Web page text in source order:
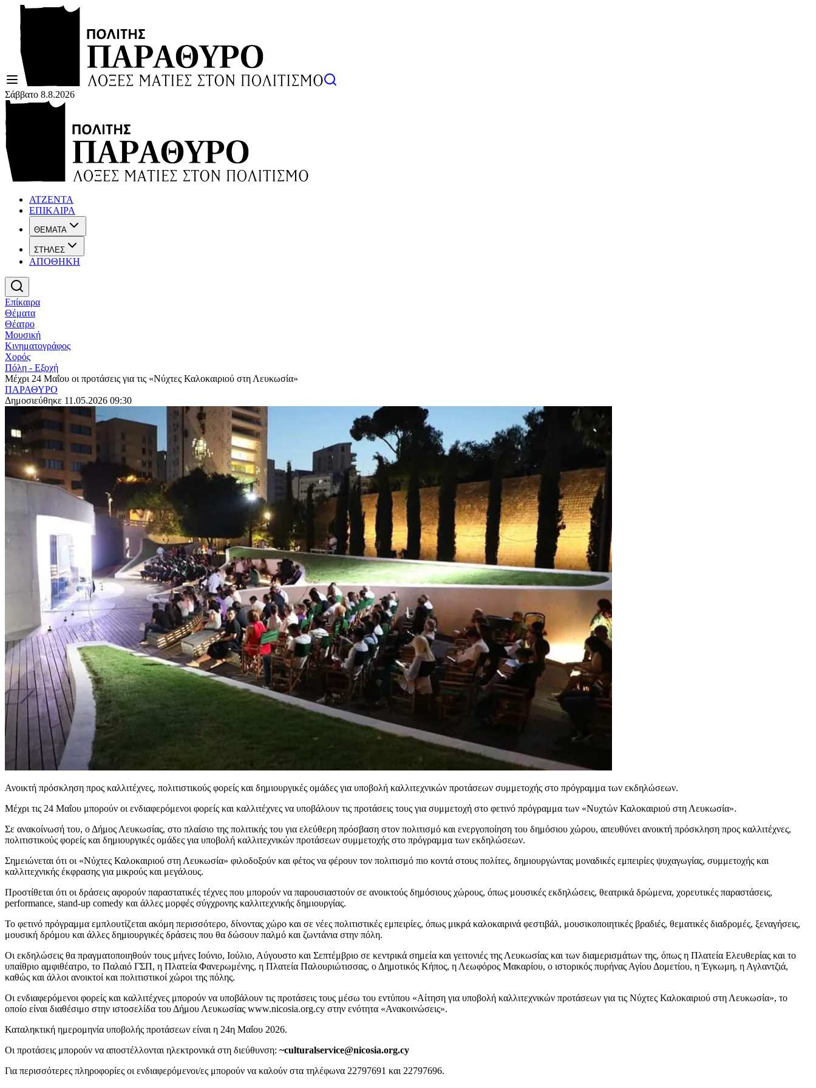
Σάββατο 8.8.2026
ΑΤΖΕΝΤΑ
ΕΠΙΚΑΙΡΑ
ΘΕΜΑΤΑ
ΣΤΗΛΕΣ
ΑΠΟΘΗΚΗ
Επίκαιρα
Θέματα
Θέατρο
Μουσική
Κινηματογράφος
Χορός
Πόλη - Εξοχή
Μέχρι 24 Μαΐου οι προτάσεις για τις «Νύχτες Καλοκαιριού στη Λευκωσία»
ΠΑΡΑΘΥΡΟ
Δημοσιεύθηκε 11.05.2026 09:30
Ανοικτή πρόσκληση προς καλλιτέχνες, πολιτιστικούς φορείς και δημιουργικές ομάδες για υποβολή καλλιτεχνικών προτάσεων συμμετοχής στο πρόγραμμα των εκδηλώσεων.
Μέχρι τις 24 Μαΐου μπορούν οι ενδιαφερόμενοι φορείς και καλλιτέχνες να υποβάλουν τις προτάσεις τους για συμμετοχή στο φετινό πρόγραμμα των «Νυχτών Καλοκαιριού στη Λευκωσία».
Σε ανακοίνωσή του, ο Δήμος Λευκωσίας, στο πλαίσιο της πολιτικής του για ελεύθερη πρόσβαση στον πολιτισμό και ενεργοποίηση του δημόσιου χώρου, απευθύνει ανοικτή πρόσκληση προς καλλιτέχνες,
πολιτιστικούς φορείς και δημιουργικές ομάδες για υποβολή καλλιτεχνικών προτάσεων συμμετοχής στο πρόγραμμα των εκδηλώσεων.
Σημειώνεται ότι οι «Νύχτες Καλοκαιριού στη Λευκωσία» φιλοδοξούν και φέτος να φέρουν τον πολιτισμό πιο κοντά στους πολίτες, δημιουργώντας μοναδικές εμπειρίες ψυχαγωγίας, συμμετοχής και
καλλιτεχνικής έκφρασης για μικρούς και μεγάλους.
Προστίθεται ότι οι δράσεις αφορούν παραστατικές τέχνες που μπορούν να παρουσιαστούν σε ανοικτούς δημόσιους χώρους, όπως μουσικές εκδηλώσεις, θεατρικά δρώμενα, χορευτικές παραστάσεις,
performance, stand-up comedy και άλλες μορφές σύγχρονης καλλιτεχνικής δημιουργίας.
Το φετινό πρόγραμμα εμπλουτίζεται ακόμη περισσότερο, δίνοντας χώρο και σε νέες πολιτιστικές εμπειρίες, όπως μικρά καλοκαιρινά φεστιβάλ, μουσικοποιητικές βραδιές, θεματικές διαδρομές, ξεναγήσεις,
μουσική δρόμου και άλλες δημιουργικές δράσεις που θα δώσουν παλμό και ζωντάνια στην πόλη.
Οι εκδηλώσεις θα πραγματοποιηθούν τους μήνες Ιούνιο, Ιούλιο, Αύγουστο και Σεπτέμβριο σε κεντρικά σημεία και γειτονιές της Λευκωσίας και των διαμερισμάτων της, όπως η Πλατεία Ελευθερίας και το
υπαίθριο αμφιθέατρο, το Παλαιό ΓΣΠ, η Πλατεία Φανερωμένης, η Πλατεία Παλουριώτισσας, ο Δημοτικός Κήπος, η Λεωφόρος Μακαρίου, ο ιστορικός πυρήνας Αγίου Δομετίου, η Έγκωμη, η Αγλαντζιά,
καθώς και άλλοι ανοικτοί και πολιτιστικοί χώροι της πόλης.
Οι ενδιαφερόμενοι φορείς και καλλιτέχνες μπορούν να υποβάλουν τις προτάσεις τους μέσω του εντύπου «Αίτηση για υποβολή καλλιτεχνικών προτάσεων για τις Νύχτες Καλοκαιριού στη Λευκωσία», το
οποίο είναι διαθέσιμο στην ιστοσελίδα του Δήμου Λευκωσίας www.nicosia.org.cy στην ενότητα «Ανακοινώσεις».
Καταληκτική ημερομηνία υποβολής προτάσεων είναι η 24η Μαΐου 2026.
Οι προτάσεις μπορούν να αποστέλλονται ηλεκτρονικά στη διεύθυνση: ~culturalservice@nicosia.org.cy
Για περισσότερες πληροφορίες οι ενδιαφερόμενοι/ες μπορούν να καλούν στα τηλέφωνα 22797691 και 22797696.